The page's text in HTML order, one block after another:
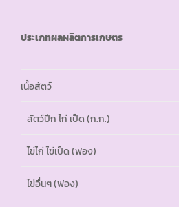
ประเภทผลผลิตการเกษตร
เนื้อสัตว์
สัตว์ปีก ไก่ เป็ด (ก.ก.)
ไข่ไก่ ไข่เป็ด (ฟอง)
ไข่อื่นๆ (ฟอง)